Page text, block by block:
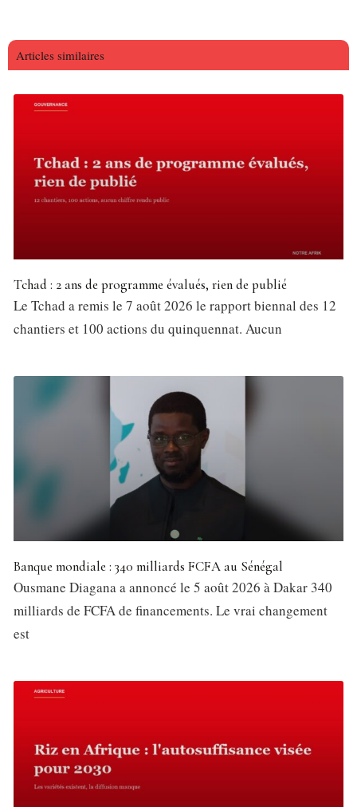
Articles similaires
Tchad : 2 ans de programme évalués, rien de publié
Le Tchad a remis le 7 août 2026 le rapport biennal des 12
chantiers et 100 actions du quinquennat. Aucun
Banque mondiale : 340 milliards FCFA au Sénégal
Ousmane Diagana a annoncé le 5 août 2026 à Dakar 340
milliards de FCFA de financements. Le vrai changement
est